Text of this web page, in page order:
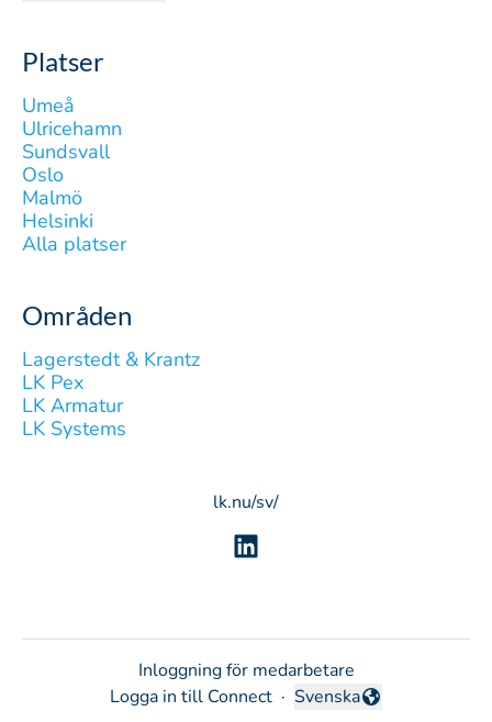
Platser
Umeå
Ulricehamn
Sundsvall
Oslo
Malmö
Helsinki
Alla platser
Områden
Lagerstedt & Krantz
LK Pex
LK Armatur
LK Systems
lk.nu/sv/
Inloggning för medarbetare
Logga in till Connect · Byt språk
Svenska